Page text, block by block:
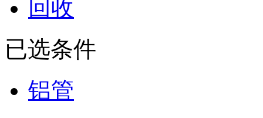
回收
已选条件
铝管